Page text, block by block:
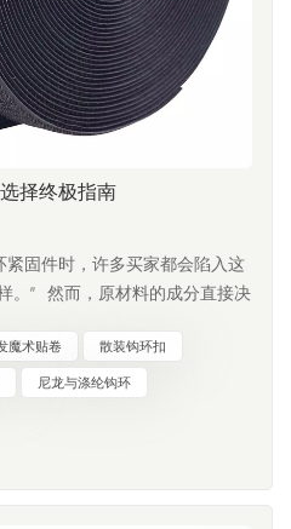
有特定材料规格的项目颜色和
什么选择 CCH 双面钩环？我们
紧固解决方案。 我们的产品提
能自定义宽度和长度多种颜色
材料和阻燃材料选择 无论您是在
要帮助选择合适的材料吗？每
料可以提高性能和成本效益。
将很乐意为您推荐最适合您应用
型钩环和 UL 94 V-2 型钩环有
阻燃性能。标准钩环适用于一
2材料则专为需要公认阻燃等级
UL 94 V-2 钩环？如果您的项目
使用经过阻燃性能测试的材
一个合适的选择。典型应用包括
择终极指南
固件时，许多买家都会陷入这
。” 然而，原材料的成分直接决
高退货率和品牌声誉受损可能
了帮助您做出正确的选择，让
龙：专为高风险安全与合规性而
容妥协。阻燃尼龙钩环在纱线挤
魔术贴卷 散装钩环扣
尼龙与涤纶钩环